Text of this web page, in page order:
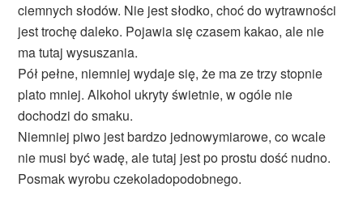
ciemnych słodów. Nie jest słodko, choć do wytrawności
jest trochę daleko. Pojawia się czasem kakao, ale nie
ma tutaj wysuszania.
Pół pełne, niemniej wydaje się, że ma ze trzy stopnie
plato mniej. Alkohol ukryty świetnie, w ogóle nie
dochodzi do smaku.
Niemniej piwo jest bardzo jednowymiarowe, co wcale
nie musi być wadę, ale tutaj jest po prostu dość nudno.
Posmak wyrobu czekoladopodobnego.